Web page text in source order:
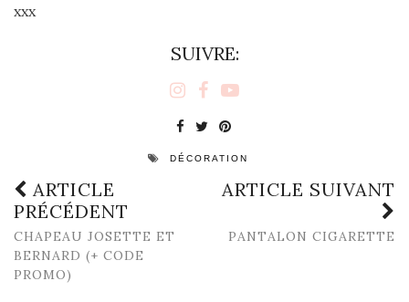
xxx
SUIVRE:
DÉCORATION
ARTICLE
PRÉCÉDENT
CHAPEAU JOSETTE ET
BERNARD (+ CODE
PROMO)
ARTICLE SUIVANT
PANTALON CIGARETTE